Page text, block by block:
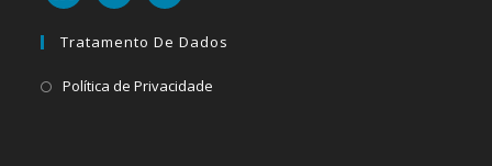
Tratamento De Dados
Política de Privacidade